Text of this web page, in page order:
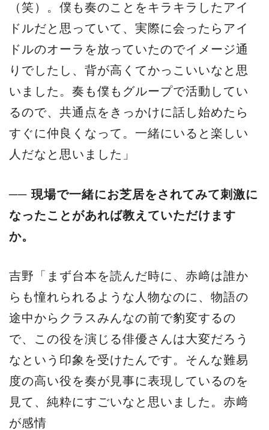
（笑）。僕も奏のことをキラキラしたアイ
ドルだと思っていて、実際に会ったらアイ
ドルのオーラを放っていたのでイメージ通
りでしたし、背が高くてかっこいいなと思
いました。奏も僕もグループで活動してい
るので、共通点をきっかけに話し始めたら
すぐに仲良くなって。一緒にいると楽しい
人だなと思いました」
── 現場で一緒にお芝居をされてみて刺激に
なったことがあれば教えていただけます
か。
吉野「まず台本を読んだ時に、赤﨑は誰か
らも憧れられるような人物なのに、物語の
途中からクラスみんなの前で豹変するの
で、この役を演じる俳優さんは大変だろう
なという印象を受けたんです。そんな難易
度の高い役を奏が見事に表現しているのを
見て、純粋にすごいなと思いました。赤﨑
が感情